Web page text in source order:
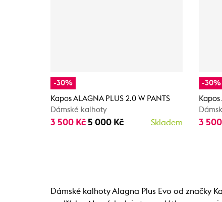
-30%
Kapos ALAGNA PLUS 2.0 W PANTS
Dámské kalhoty
3 500 Kč 5 000 Kč Skladem
-30%
Kapos
3
Dámské kalhoty Alagna Plus Evo od značky